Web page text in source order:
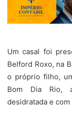
Um casal foi
Belford Roxo, na
o próprio filho,
Bom Dia Rio,
desidratada e